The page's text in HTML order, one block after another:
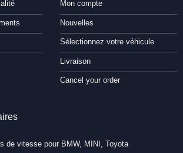
Mon compte
Nouvelles
Sélectionnez votre véhicule
Livraison
Cancel your order
de vitesse pour BMW, MINI, Toyota